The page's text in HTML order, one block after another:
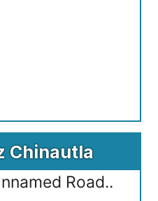
Chinautla
Road..